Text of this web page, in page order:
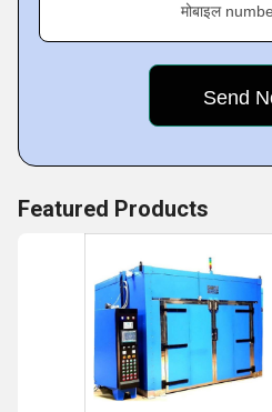
मोबाइल
Featured Products